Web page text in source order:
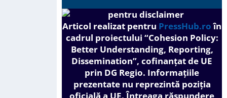
Articol realizat pentru PressHub.roîn
cadrul proiectului “Cohesion Policy:
Better Understanding, Reporting,
Dissemination”, cofinanțat de UE
prin DG Regio. Informațiile
prezentate nu reprezintă poziția